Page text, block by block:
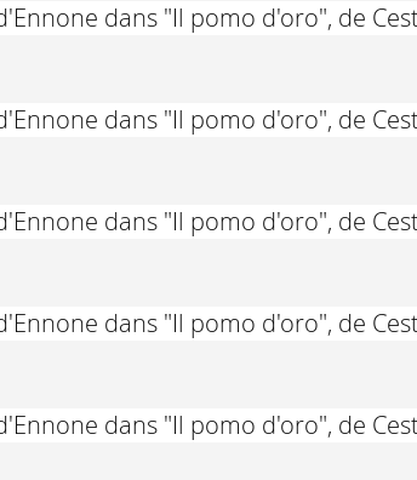
dans "Il pomo d'oro", de
dans "Il pomo d'oro", de
dans "Il pomo d'oro", de
dans "Il pomo d'oro", de
dans "Il pomo d'oro", de